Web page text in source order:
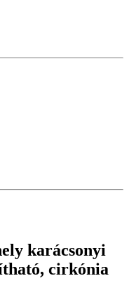
karácsonyi
cirkónia